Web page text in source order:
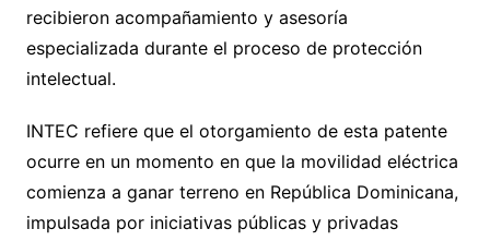
recibieron acompañamiento y asesoría
especializada durante el proceso de protección
intelectual.
INTEC refiere que el otorgamiento de esta patente
ocurre en un momento en que la movilidad eléctrica
comienza a ganar terreno en República Dominicana,
impulsada por iniciativas públicas y privadas